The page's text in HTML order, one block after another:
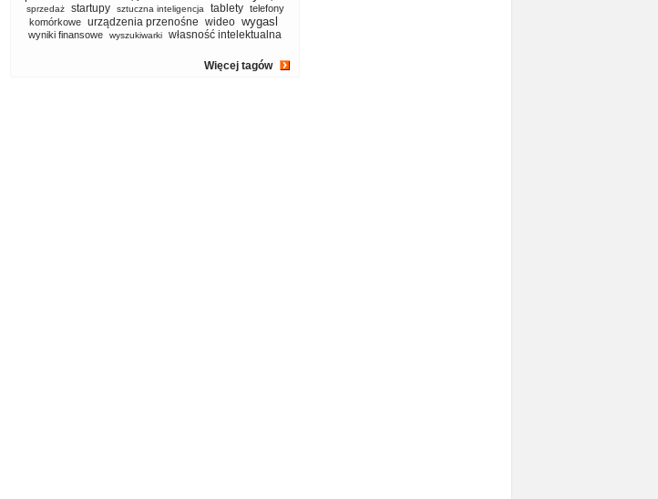
sprzedaż
startupy sztuczna inteligencja tablety telefony
komórkowe urządzenia przenośne wideo wygasl
wyniki finansowe wyszukiwarki własność intelektualna
Więcej tagów